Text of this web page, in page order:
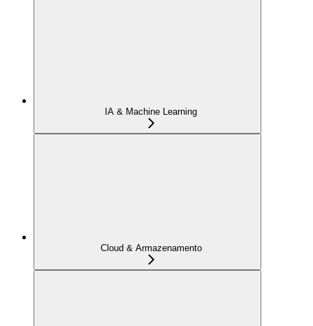
IA & Machine Learning
Cloud & Armazenamento